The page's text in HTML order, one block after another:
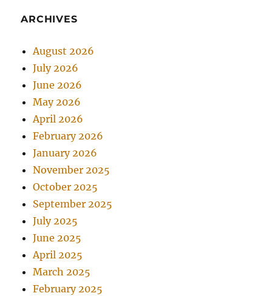
ARCHIVES
August 2026
July 2026
June 2026
May 2026
April 2026
February 2026
January 2026
November 2025
October 2025
September 2025
July 2025
June 2025
April 2025
March 2025
February 2025